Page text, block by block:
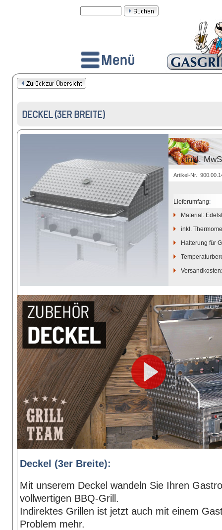
DECKEL (3ER BREITE)
inkl.
Artikel-Nr.:
Lieferumfang:
Material:
inkl.
Halterung für
Deckel (3er Breite):
Mit unserem Deckel wandeln Sie Ihren
vollwertigen BBQ-Grill.
Indirektes Grillen ist jetzt auch mit einem
Problem mehr.